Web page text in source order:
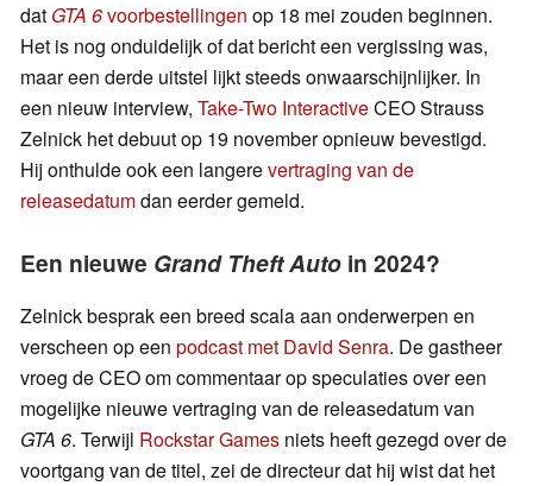
dat GTA 6voorbestellingen op 18 mei zouden beginnen.
Het is nog onduidelijk of dat bericht een vergissing was,
maar een derde uitstel lijkt steeds onwaarschijnlijker. In
een nieuw interview, Take-Two InteractiveCEO Strauss
Zelnick het debuut op 19 november opnieuw bevestigd.
Hij onthulde ook een langerevertraging van de
releasedatumdan eerder gemeld.
Een nieuwe Grand Theft Auto in 2024?
Zelnick besprak een breed scala aan onderwerpen en
verscheen op een podcast met David Senra. De gastheer
vroeg de CEO om commentaar op speculaties over een
mogelijke nieuwe vertraging van de releasedatum van
GTA 6. Terwijl Rockstar Games niets heeft gezegd over de
voortgang van de titel, zei de directeur dat hij wist dat het